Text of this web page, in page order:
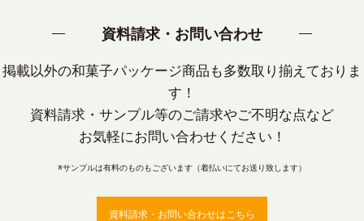
資料請求・お問い合わせ
掲載以外の和菓子パッケージ商品も多数取り揃えておりま
す！
資料請求・サンプル等のご請求やご不明な点など
お気軽にお問い合わせください！
※サンプルは有料のものもございます（着払いにてお送り致します）
資料請求・お問い合わせはこちら